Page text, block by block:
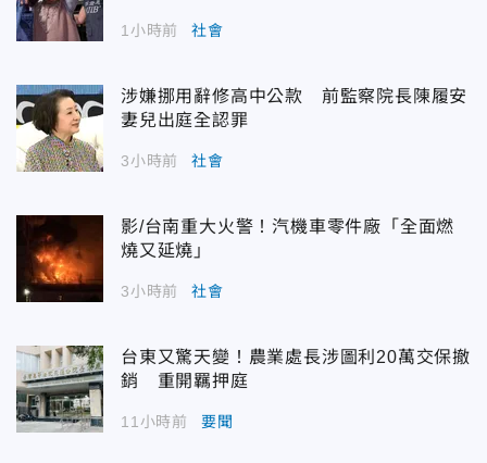
1小時前 社會
涉嫌挪用辭修高中公款 前監察院長陳履安
妻兒出庭全認罪
3小時前 社會
影/台南重大火警！汽機車零件廠「全面燃
燒又延燒」
3小時前 社會
台東又驚天變！農業處長涉圖利20萬交保撤
銷 重開羈押庭
11小時前 要聞